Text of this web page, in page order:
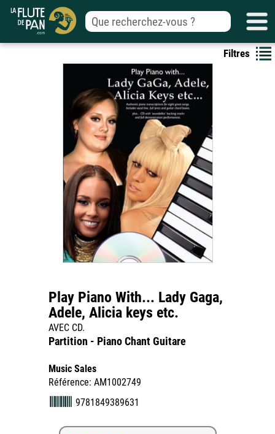
Filtres
Play Piano With... Lady Gaga,
Adele, Alicia keys etc.
AVEC CD.
Partition - Piano Chant Guitare
Music Sales
Référence: AM1002749
9781849389631